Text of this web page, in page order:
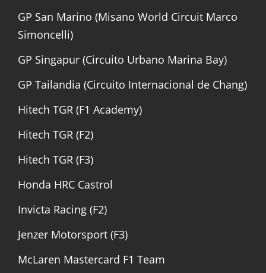
GP San Marino (Misano World Circuit Marco
Simoncelli)
GP Singapur (Circuito Urbano Marina Bay)
GP Tailandia (Circuito Internacional de Chang)
Hitech TGR (F1 Academy)
Hitech TGR (F2)
Hitech TGR (F3)
Honda HRC Castrol
Invicta Racing (F2)
Jenzer Motorsport (F3)
McLaren Mastercard F1 Team